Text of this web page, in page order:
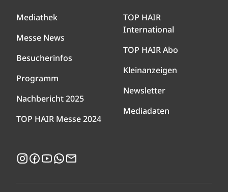
Mediathek
Messe News
Besucherinfos
Programm
Nachbericht 2025
TOP HAIR Messe 2024
TOP HAIR
International
TOP HAIR Abo
Kleinanzeigen
Newsletter
Mediadaten
Instagram
Facebook
YouTubeWhatsApp